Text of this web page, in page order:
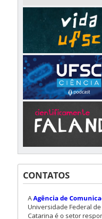
CONTATOS
AAgência de
Universidade Federal
Catarina é o setor